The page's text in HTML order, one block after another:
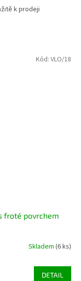
k prodeji
froté povrchem
Skladem (6 ks)
DETAIL
Kód: VLO/18